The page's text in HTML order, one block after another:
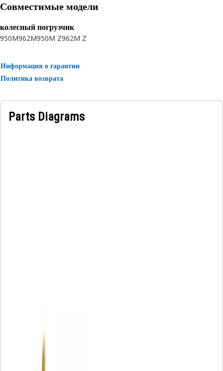
Совместимые модели
колесный погрузчик
950M962M950M Z962M Z
Информация о гарантии
Политика возврата
Parts Diagrams